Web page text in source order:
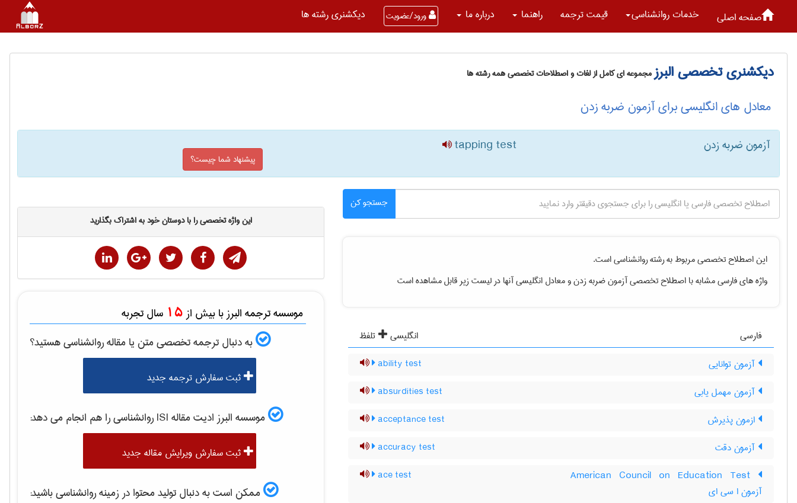
صفحه اصلی خدمات روانشناسی قیمت ترجمه راهنما درباره ما ورود/عضویت دیکشنری رشته ها
دیکشنری تخصصی البرزمجموعه ای کامل از لغات و اصطلاحات تخصصی همه رشته ها
معادل های انگلیسی برای آزمون ضربه زدن
آزمون ضربه زدن tapping test
پیشنهاد شما چیست؟
جستجو کن
این اصطلاح تخصصی مربوط به رشتهروانشناسیاست.
واژه های فارسی مشابه با اصطلاح تخصصیآزمون ضربه زدنو معادل انگلیسی آنها در لیست زیر قابل مشاهده است
فارسی انگلیسی
تلفظ
آزمون توانایی
ability test
آزمون مهمل یابی absurdities test
ازمون پذیرش acceptance test
آزمون دقت accuracy test
‎American Council on Education Test
آزمون ا سی ای
ace test
این واژه تخصصی را با دوستان خود به اشتراک بگذارید
موسسه ترجمه البرز با بیش از 15 سال تجربه
به دنبال ترجمه تخصصی متن یا مقالهروانشناسیهستید؟
ثبت سفارش ترجمه جدید
موسسه البرز ادیت مقاله ISI روانشناسیرا هم انجام می دهد:
ثبت سفارش ویرایش مقاله جدید
ممکن است به دنبال تولید محتوا در زمینهروانشناسیباشید: